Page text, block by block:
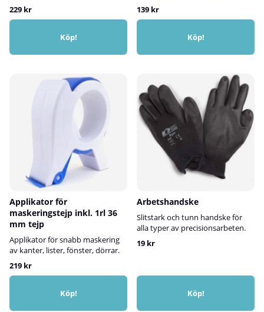
229 kr
Köp!
139 kr
Köp!
Applikator för
maskeringstejp inkl. 1rl 36
mm tejp
Applikatorför snabb maskering
av kanter, lister, fönster, dörrar.
219 kr
Köp!
Arbetshandske
Slitstark och tunn handske för
alla typer av precisionsarbeten.
19 kr
Köp!